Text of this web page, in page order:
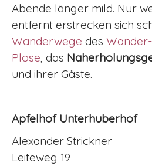
Abende länger mild. Nur
entfernt erstrecken sich
Wanderwege des
Plose, das
und ihrer Gäste.
Apfelhof Unterhuberhof
Alexander Strickner
Leiteweg 19